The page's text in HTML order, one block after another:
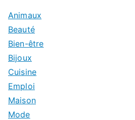
Animaux
Beauté
Bien-être
Bijoux
Cuisine
Emploi
Maison
Mode